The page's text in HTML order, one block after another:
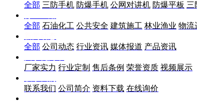
全部 三防手机 防爆手机 公网对讲机 防爆平板 三
全部 石油化工 公共安全 建筑施工 林业渔业 物流
全部 公司动态 行业资讯 媒体报道 产品资讯
厂家实力 行业定制 售后条例 荣誉资质 视频展示
联系我们 公司简介 资料下载 在线询价